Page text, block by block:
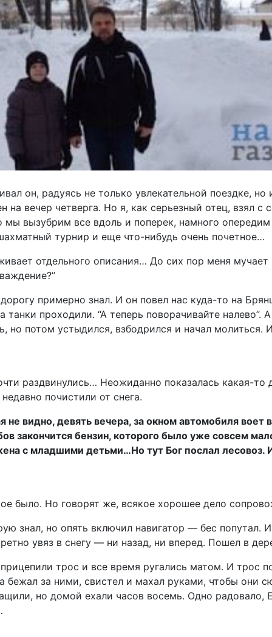
он, радуясь не только увлекательной поездке,
на вечер четверга. Но я, как серьезный отец, взял с
мы вызубрим все вдоль и поперек, намного
турнир и еще что-нибудь очень почетное…
отдельного описания… До сих пор меня
примерно знал. И он повел нас куда-то на
танки проходили. “А теперь поворачивайте
но потом устыдился, взбодрился и начал молиться.
раздвинулись… Неожиданно показалась какая-то
почистили от снега.
видно, девять вечера, за окном автомобиля воет
закончится бензин, которого было уже совсем
с младшими детьми…Но тут Бог послал лесовоз.
было. Но говорят же, всякое хорошее дело
знал, но опять включил навигатор — бес попутал. И
увяз в снегу — ни назад, ни вперед. Пошел в
трос и все время ругались матом. И трос
бежал за ними, свистел и махал руками, чтобы они
но домой ехали часов восемь. Одно радовало,